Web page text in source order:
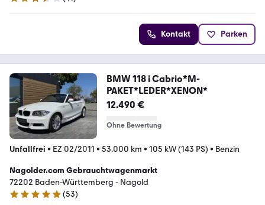
3.3 Sterne
Kontakt Parken
BMW 118 i Cabrio*M-
PAKET*LEDER*XENON*
12.490 €
Ohne Bewertung
Unfallfrei • EZ 02/2011 • 53.000 km • 105 kW (143 PS) • Benzin
Nagolder.com Gebrauchtwagenmarkt
72202 Baden-Württemberg - Nagold
4.9 Sterne
(53)